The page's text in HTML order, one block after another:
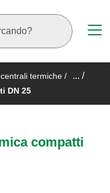
termiche / ... /
DN 25
compatti